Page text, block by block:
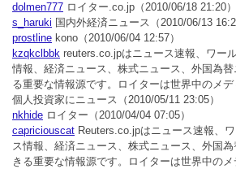
dolmen777 ロイター.co.jp （2010/06/18 21:20）
s_haruki 国内外経済ニュース （2010/06/13
prostline kono （2010/06/04 12:57）
kzqkclbbk reuters.co.jpはニュース速報、ワー
情報、経済ニュース、株式ニュース、外国為
る重要な情報源です。ロイターは世界中のメ
個人投資家にニュース （2010/05/11 23:05）
nkhide ロイター （2010/04/04 07:05）
capriciouscat Reuters.co.jpはニュース速報、
ス情報、経済ニュース、株式ニュース、外国
きる重要な情報源です。ロイターは世界中の